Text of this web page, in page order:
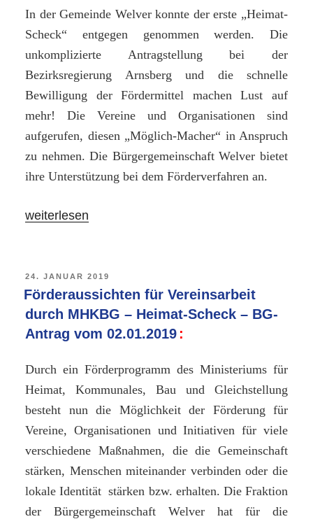
In der Gemeinde Welver konnte der erste „Heimat-
Scheck“ entgegen genommen werden. Die
unkomplizierte Antragstellung bei der
Bezirksregierung Arnsberg und die schnelle
Bewilligung der Fördermittel machen Lust auf
mehr! Die Vereine und Organisationen sind
aufgerufen, diesen „Möglich-Macher“ in Anspruch
zu nehmen. Die Bürgergemeinschaft Welver bietet
ihre Unterstützung bei dem Förderverfahren an.
„Der
Scheck
ist
da!
Glückwunsch
Klotingen!“
weiterlesen
VERÖFFENTLICHT
AM
24. JANUAR 2019
Förderaussichten für Vereinsarbeit
durch MHKBG – Heimat-Scheck – BG-
Antrag vom 02.01.2019
Durch ein Förderprogramm des Ministeriums für
Heimat, Kommunales, Bau und Gleichstellung
besteht nun die Möglichkeit der Förderung für
Vereine, Organisationen und Initiativen für viele
verschiedene Maßnahmen, die die Gemeinschaft
stärken, Menschen miteinander verbinden oder die
lokale Identität stärken bzw. erhalten. Die Fraktion
der Bürgergemeinschaft Welver hat für die